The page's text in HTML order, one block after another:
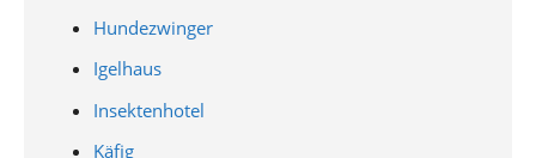
Hundezwinger
Igelhaus
Insektenhotel
Käfig